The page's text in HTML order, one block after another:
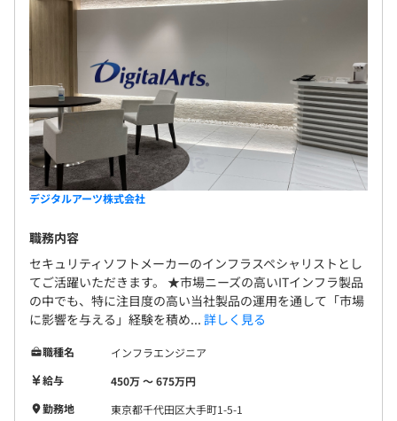
デジタルアーツ株式会社
職務内容
セキュリティソフトメーカーのインフラスペシャリストとし
てご活躍いただきます。 ★市場ニーズの高いITインフラ製品
の中でも、特に注目度の高い当社製品の運用を通して「市場
に影響を与える」経験を積め... 詳しく見る
職種名
インフラエンジニア
給与
450万 〜 675万円
勤務地
東京都千代田区大手町1-5-1